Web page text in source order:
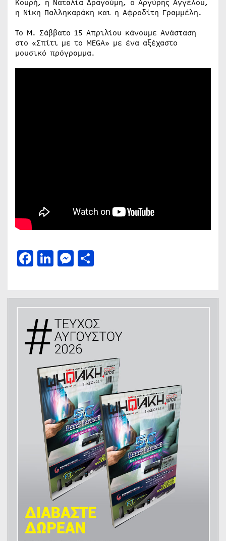
Κουρή, η Ναταλία Δραγούμη, ο Αργύρης Αγγέλου,
η Νίκη Παλληκαράκη και η Αφροδίτη Γραμμέλη.
Το Μ. Σάββατο 15 Απριλίου κάνουμε Ανάσταση
στο «Σπίτι με το MEGA» με ένα αξέχαστο
μουσικό πρόγραμμα.
Facebook
LinkedIn
Messenger